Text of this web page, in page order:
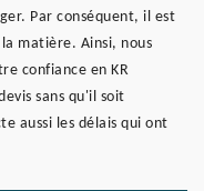
Par conséquent, il est
matière. Ainsi, nous
confiance en KR
sans qu'il soit
aussi les délais qui ont